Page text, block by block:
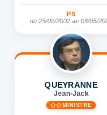
PS
du 25/02/2002 au 06/05/
QUEYRANNE
Jean-Jack
MINISTRE